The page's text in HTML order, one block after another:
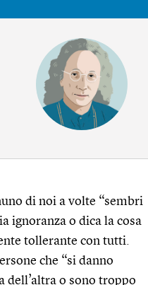
di noi a volte “sembri
ignoranza o dica la cosa
tollerante con tutti.
che “si danno
dell’altra o sono troppo